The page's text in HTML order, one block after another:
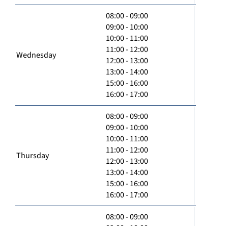
Wednesday
08:00 - 09:00
09:00 - 10:00
10:00 - 11:00
11:00 - 12:00
12:00 - 13:00
13:00 - 14:00
15:00 - 16:00
16:00 - 17:00
Thursday
08:00 - 09:00
09:00 - 10:00
10:00 - 11:00
11:00 - 12:00
12:00 - 13:00
13:00 - 14:00
15:00 - 16:00
16:00 - 17:00
08:00 - 09:00